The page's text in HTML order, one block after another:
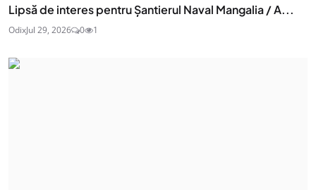
Lipsă de interes pentru Șantierul Naval Mangalia / A...
OdixJul 29, 2026 0 1